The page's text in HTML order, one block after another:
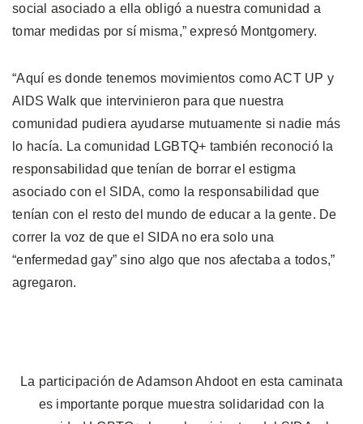
social asociado a ella obligó a nuestra comunidad a
tomar medidas por sí misma,” expresó Montgomery.
“Aquí es donde tenemos movimientos como ACT UP y
AIDS Walk que intervinieron para que nuestra
comunidad pudiera ayudarse mutuamente si nadie más
lo hacía. La comunidad LGBTQ+ también reconoció la
responsabilidad que tenían de borrar el estigma
asociado con el SIDA, como la responsabilidad que
tenían con el resto del mundo de educar a la gente. De
correr la voz de que el SIDA no era solo una
“enfermedad gay” sino algo que nos afectaba a todos,”
agregaron.
La participación de Adamson Ahdoot en esta caminata
es importante porque muestra solidaridad con la